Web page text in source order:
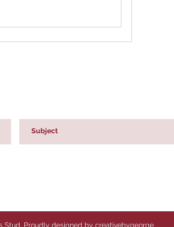
Stud. Proudly designed by creativebygeorge